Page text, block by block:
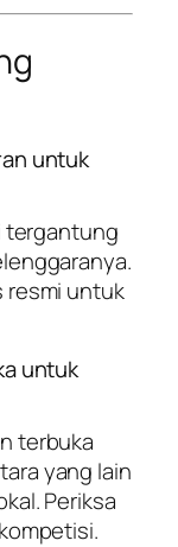
untuk
tergantung
resmi untuk
untuk
terbuka
yang lain
Periksa